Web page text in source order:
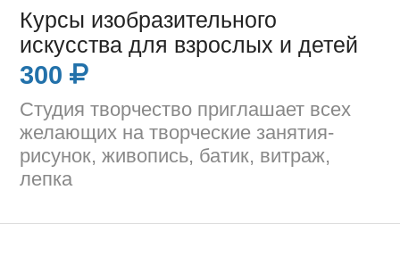
Курсы изобразительного
искусства для взрослых и детей
300
Студия творчество приглашает всех
желающих на творческие занятия-
рисунок, живопись, батик, витраж,
лепка